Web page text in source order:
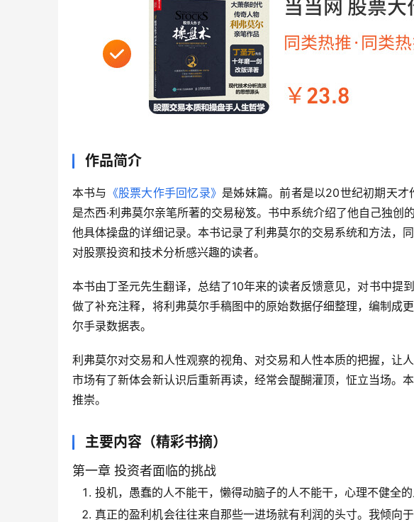
作品简介
本书与 《股票大作手回忆录》 是姊妹篇。前者是以20世纪初期天才
是杰西·利弗莫尔亲笔所著的交易秘笈。书中系统介绍了他自己独创
他具体操盘的详细记录。本书记录了利弗莫尔的交易系统和方法，
对股票投资和技术分析感兴趣的读者。
本书由丁圣元先生翻译，总结了10年来的读者反馈意见，对书中提
做了补充注释，将利弗莫尔手稿图中的原始数据仔细整理，编制成
尔手录数据表。
利弗莫尔对交易和人性观察的视角、对交易和人性本质的把握，让
市场有了新体会新认识后重新再读，经常会醍醐灌顶，怔立当场。
推崇。
主要内容 （精彩书摘）
第一章 投资者面临的挑战
投机，愚蠢的人不能干，懒得动脑子的人不能干，心理不健全
真正的盈利机会往往来自那些一进场就有利润的头寸。我倾向